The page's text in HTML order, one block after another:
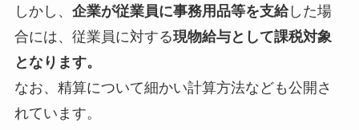
しかし、 企業が従業員に事務用品等を支給した場
合には、従業員に対する現物給与として課税対象
となります。
なお、精算について細かい計算方法なども公開さ
れています。